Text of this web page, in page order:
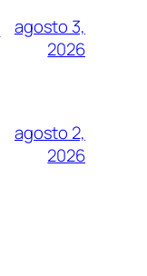
agosto 3,
2026
agosto 2,
2026